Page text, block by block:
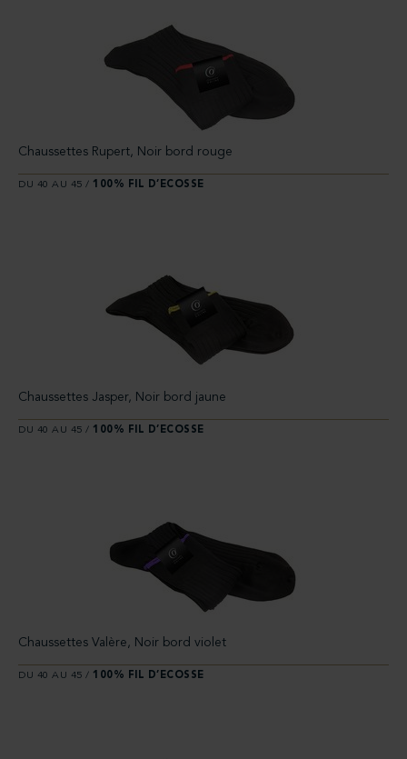
Chaussettes Rupert, Noir bord rouge
DU 40 AU 45 / 100% FIL D’ECOSSE
Chaussettes Jasper, Noir bord jaune
DU 40 AU 45 / 100% FIL D’ECOSSE
Chaussettes Valère, Noir bord violet
DU 40 AU 45 / 100% FIL D’ECOSSE